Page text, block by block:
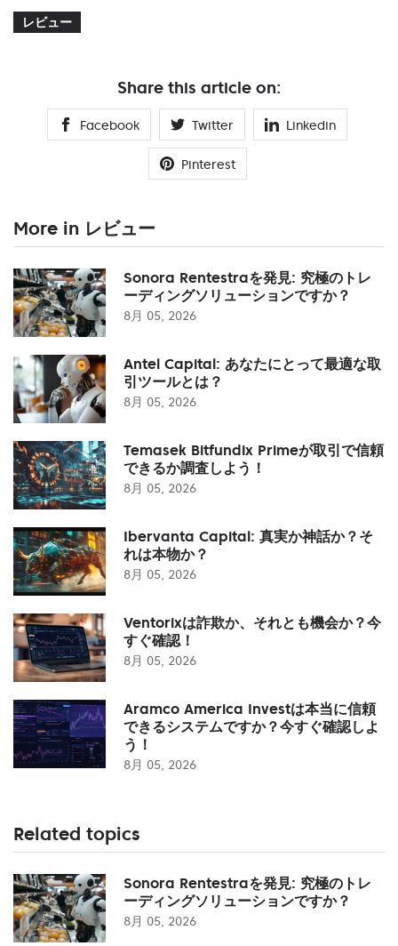
レビュー
Share this article on:
Facebook Twitter Linkedin
Pinterest
More in レビュー
Sonora Rentestraを発見: 究極のトレ
ーディングソリューションですか？
8月 05, 2026
Antel Capital: あなたにとって最適な取
引ツールとは？
8月 05, 2026
Temasek Bitfundix Primeが取引で信頼
できるか調査しよう！
8月 05, 2026
Ibervanta Capital: 真実か神話か？そ
れは本物か？
8月 05, 2026
Ventorixは詐欺か、それとも機会か？今
すぐ確認！
8月 05, 2026
Aramco America Investは本当に信頼
できるシステムですか？今すぐ確認しよ
う！
8月 05, 2026
Related topics
Sonora Rentestraを発見: 究極のトレ
ーディングソリューションですか？
8月 05, 2026